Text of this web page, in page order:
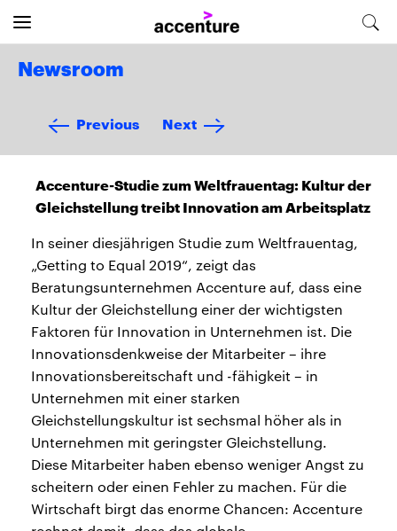
Newsroom
Previous Next
Accenture-Studie zum Weltfrauentag: Kultur der
Gleichstellung treibt Innovation am Arbeitsplatz
In seiner diesjährigen Studie zum Weltfrauentag,
„Getting to Equal 2019“, zeigt das
Beratungsunternehmen Accenture auf, dass eine
Kultur der Gleichstellung einer der wichtigsten
Faktoren für Innovation in Unternehmen ist. Die
Innovationsdenkweise der Mitarbeiter – ihre
Innovationsbereitschaft und -fähigkeit – in
Unternehmen mit einer starken
Gleichstellungskultur ist sechsmal höher als in
Unternehmen mit geringster Gleichstellung.
Diese Mitarbeiter haben ebenso weniger Angst zu
scheitern oder einen Fehler zu machen. Für die
Wirtschaft birgt das enorme Chancen: Accenture